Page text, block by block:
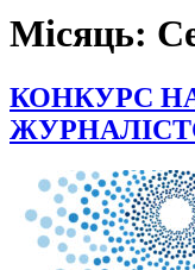
Місяць:
КОНКУРС